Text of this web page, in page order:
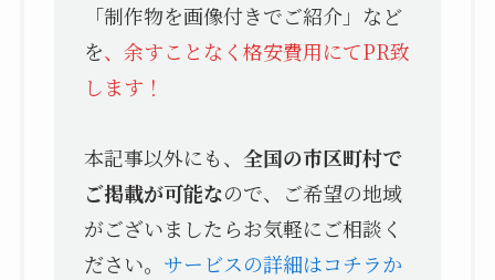
「制作物を画像付きでご紹介」など
を、余すことなく格安費用にてPR致
します！
本記事以外にも、 全国の市区町村で
ご掲載が可能なので、ご希望の地域
がございましたらお気軽にご相談く
ださい。 サービスの詳細はコチラか